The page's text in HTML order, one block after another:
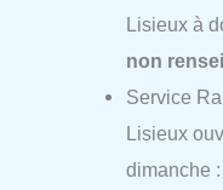
Lisieux à
non
Service
Lisieux
dimanche :